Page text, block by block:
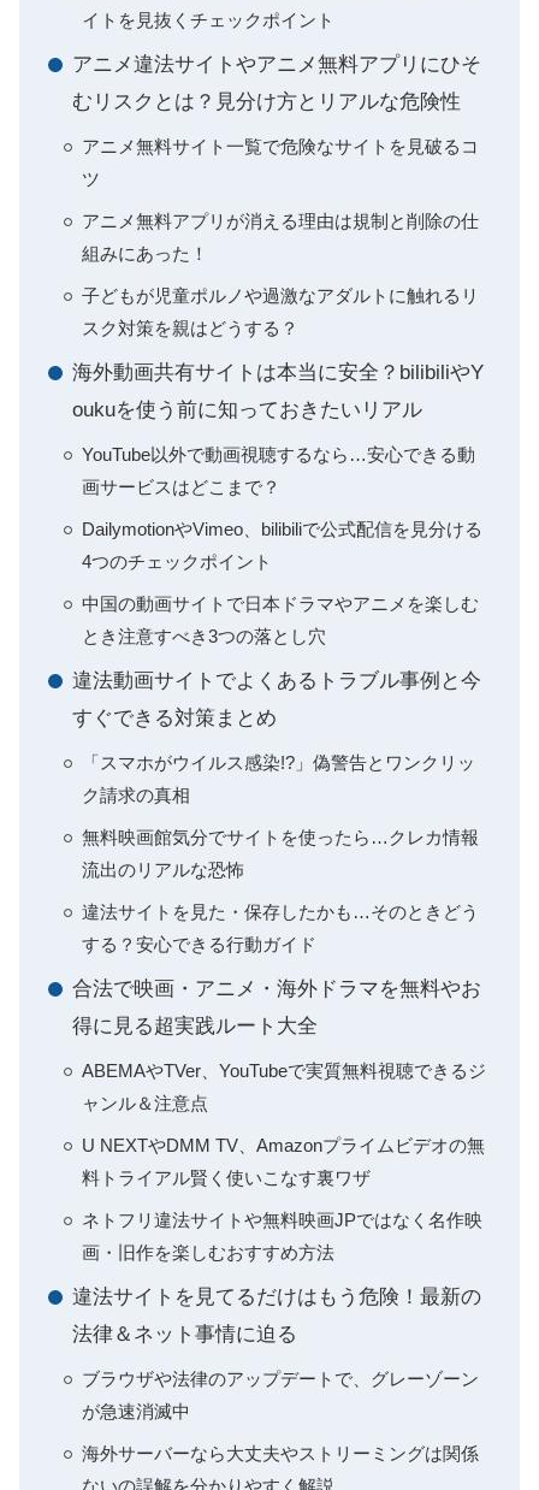
イトを見抜くチェックポイント
アニメ違法サイトやアニメ無料アプリにひそ
むリスクとは？見分け方とリアルな危険性
アニメ無料サイト一覧で危険なサイトを見破るコ
ツ
アニメ無料アプリが消える理由は規制と削除の仕
組みにあった！
子どもが児童ポルノや過激なアダルトに触れるリ
スク対策を親はどうする？
海外動画共有サイトは本当に安全？bilibiliやY
oukuを使う前に知っておきたいリアル
YouTube以外で動画視聴するなら…安心できる動
画サービスはどこまで？
DailymotionやVimeo、bilibiliで公式配信を見分ける
4つのチェックポイント
中国の動画サイトで日本ドラマやアニメを楽しむ
とき注意すべき3つの落とし穴
違法動画サイトでよくあるトラブル事例と今
すぐできる対策まとめ
「スマホがウイルス感染!?」偽警告とワンクリッ
ク請求の真相
無料映画館気分でサイトを使ったら…クレカ情報
流出のリアルな恐怖
違法サイトを見た・保存したかも…そのときどう
する？安心できる行動ガイド
合法で映画・アニメ・海外ドラマを無料やお
得に見る超実践ルート大全
ABEMAやTVer、YouTubeで実質無料視聴できるジ
ャンル＆注意点
U NEXTやDMM TV、Amazonプライムビデオの無
料トライアル賢く使いこなす裏ワザ
ネトフリ違法サイトや無料映画JPではなく名作映
画・旧作を楽しむおすすめ方法
違法サイトを見てるだけはもう危険！最新の
法律＆ネット事情に迫る
ブラウザや法律のアップデートで、グレーゾーン
が急速消滅中
海外サーバーなら大丈夫やストリーミングは関係